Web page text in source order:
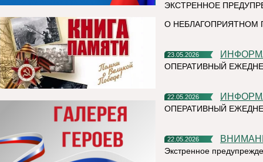
ЭКСТРЕННОЕ
О НЕБЛАГОПРИЯТНОМ
23.05.2026
ОПЕРАТИВНЫЙ
22.05.2026
ОПЕРАТИВНЫЙ
22.05.2026
Экстренное